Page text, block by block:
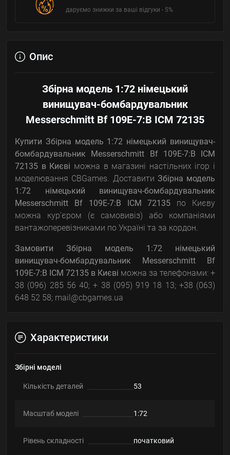
даруємо знижки за ваші відгуки - 5%
Опис
Збірна модель 1:72 німецький
винищувач-бомбардувальник
Messerschmitt Bf 109E-7:B ICM 72135
Купити Збірна модель 1:72 німецький винищувач-
бомбардувальник Messerschmitt Bf 109E-7:B ICM
72135 в Києві можна в магазині настільних ігор і
моделювання CBGames. Доставити Збірна модель
1:72 німецький винищувач-бомбардувальник
Messerschmitt Bf 109E-7:B ICM 72135 по Києву
можна кур'єром (є самовивіз) або компаніями
вантажоперевізниками по Україні та за кордон.
Замовити Збірна модель 1:72 німецький
винищувач-бомбардувальник Messerschmitt Bf
109E-7:B ICM 72135 в Києві можна за телефонами: +
38 (096) 285 56 40; + 38 (095) 919 18 13; +38 (063)
648 52 58; mail@cbgames.ua
Характеристики
Збірні моделі
Кількість деталей 53
Масштаб моделі 1:72
Рівень складності початковий